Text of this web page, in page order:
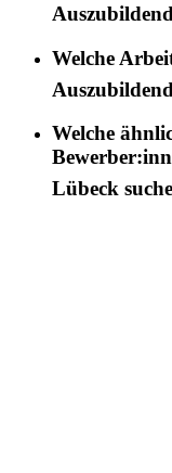
Welche
Welche
Lübeck